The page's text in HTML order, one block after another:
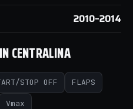
2010–2014
CENTRALINA
STOP OFF FLAPS
Vmax